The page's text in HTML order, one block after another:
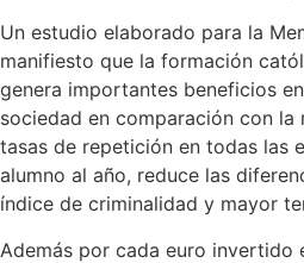
Un estudio elaborado para la
manifiesto que la formación
genera importantes beneficios
sociedad en comparación con la
tasas de repetición en todas las
alumno al año, reduce las
índice de criminalidad y mayor
Además por cada euro invertido